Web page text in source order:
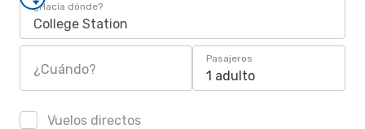
¿Hacia dónde?
College Station
¿Cuándo?
Pasajeros
1 adulto
Vuelos directos